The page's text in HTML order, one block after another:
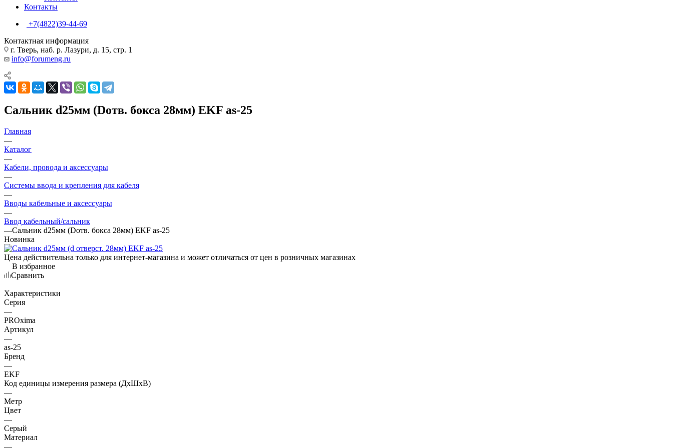
Контакты
+7(4822)39-44-69
Контактная информация
г. Тверь, наб. р. Лазури, д. 15, стр. 1
info@forumeng.ru
Сальник d25мм (Dотв. бокса 28мм) EKF as-25
Главная
—
Каталог
—
Кабели, провода и аксессуары
—
Системы ввода и крепления для кабеля
—
Вводы кабельные и аксессуары
—
Ввод кабельный/сальник
—Сальник d25мм (Dотв. бокса 28мм) EKF as-25
Новинка
Цена действительна только для интернет-магазина и может отличаться от цен в розничных магазинах
В избранное
Сравнить
Характеристики
Серия
—
PROxima
Артикул
—
as-25
Бренд
—
EKF
Код единицы измерения размера (ДхШхВ)
—
Метр
Цвет
—
Серый
Материал
—